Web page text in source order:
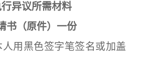
异议所需材料
（原件）一份
用黑色签字笔签名或加盖